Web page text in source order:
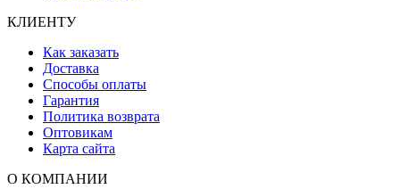
КЛИЕНТУ
Как заказать
Доставка
Способы оплаты
Гарантия
Политика возврата
Оптовикам
Карта сайта
О КОМПАНИИ